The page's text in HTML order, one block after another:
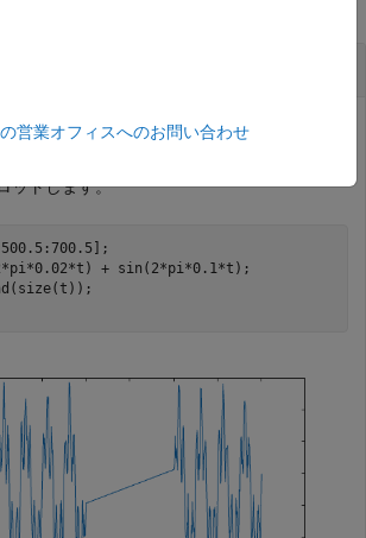
数をもつ非等間隔サンプル点
ットします。
+ sin(2*pi*0.1*t);
営業オフィスへのお問い合わせ